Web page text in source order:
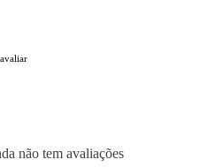
não tem avaliações